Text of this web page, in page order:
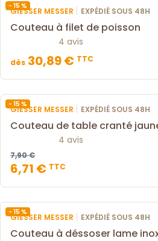
- 15 %
GIESSER MESSER | EXPÉDIÉ SOUS 48H
Couteau à filet de poisson
4 avis
dès 30,89 € TTC
- 15 %
GIESSER MESSER | EXPÉDIÉ SOUS 48H
Couteau de table cranté
4 avis
7,90 €
6,71 € TTC
- 15 %
GIESSER MESSER | EXPÉDIÉ SOUS 48H
Couteau à déssoser lame